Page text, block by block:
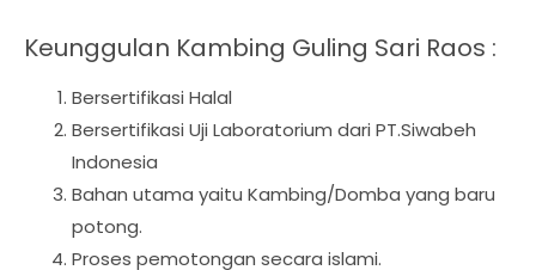
Keunggulan Kambing Guling Sari Raos :
Bersertifikasi Halal
Bersertifikasi Uji Laboratorium dari PT.Siwabeh
Indonesia
Bahan utama yaitu Kambing/Domba yang baru
potong.
Proses pemotongan secara islami.